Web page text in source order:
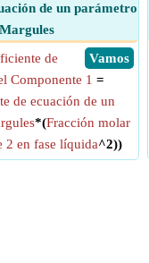
de un parámetro
​ Vamos
de
Componente 1 =
de ecuación de un
*(Fracción molar
2 en fase líquida^2))